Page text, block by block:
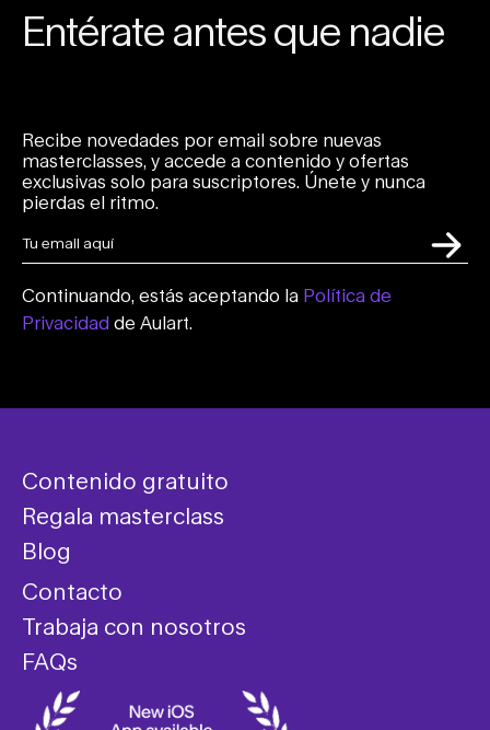
Entérate antes que nadie
Recibe novedades por email sobre nuevas
masterclasses, y accede a contenido y ofertas
exclusivas solo para suscriptores. Únete y nunca
pierdas el ritmo.
Continuando, estás aceptando la Política de
Privacidad de Aulart.
Contenido gratuito
Regala masterclass
Blog
Contacto
Trabaja con nosotros
FAQs